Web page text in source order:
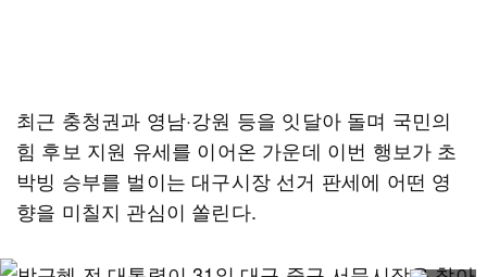
최근 충청권과 영남·강원 등을 잇달아 돌며 국민의
힘 후보 지원 유세를 이어온 가운데 이번 행보가 초
박빙 승부를 벌이는 대구시장 선거 판세에 어떤 영
향을 미칠지 관심이 쏠린다.